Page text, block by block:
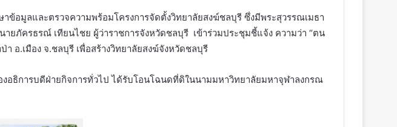
มูลและตรวจความพร้อมโครงการจัดตั้งวิทยาลัยสงฆ์ชลบุรี ซึ่งมีพระสุวรรณเมธา
ยภัครธรณ์ เทียนไชย ผู้ว่าราชการจังหวัดชลบุรี เข้าร่วมประชุมชี้แจ้ง ความว่า “ตน
อ.เมือง จ.ชลบุรี เพื่อสร้างวิทยาลัยสงฆ์จังหวัดชลบุรี
อธิการบดีฝ่ายกิจการทั่วไป ได้รับโอนโฉนดที่ดิในนามมหาวิทยาลัยมหาจุฬาลงกรณ